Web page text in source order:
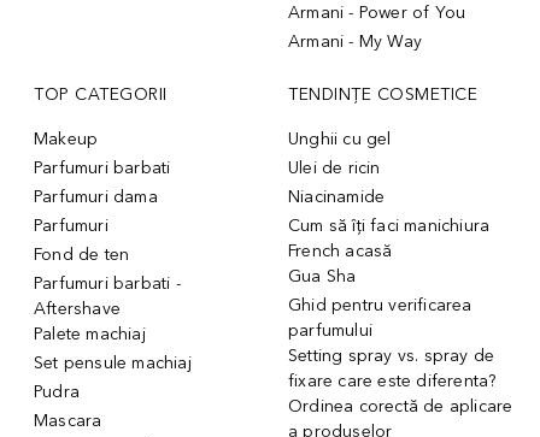
Armani - Power of You
Armani - My Way
TOP CATEGORII
Makeup
Parfumuri barbati
Parfumuri dama
Parfumuri
Fond de ten
Parfumuri barbati -
Aftershave
Palete machiaj
Set pensule machiaj
Pudra
Mascara
TENDINȚE COSMETICE
Unghii cu gel
Ulei de ricin
Niacinamide
Cum să îți faci manichiura
French acasă
Gua Sha
Ghid pentru verificarea
parfumului
Setting spray vs. spray de
fixare care este diferenta?
Ordinea corectă de aplicare
a produselor